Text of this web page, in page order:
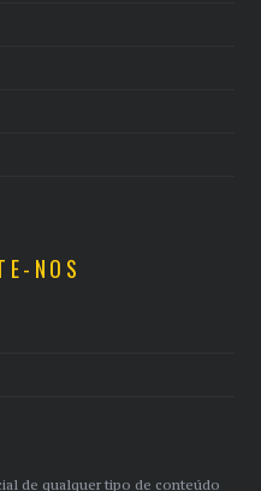
NOS
de qualquer tipo de conteúdo